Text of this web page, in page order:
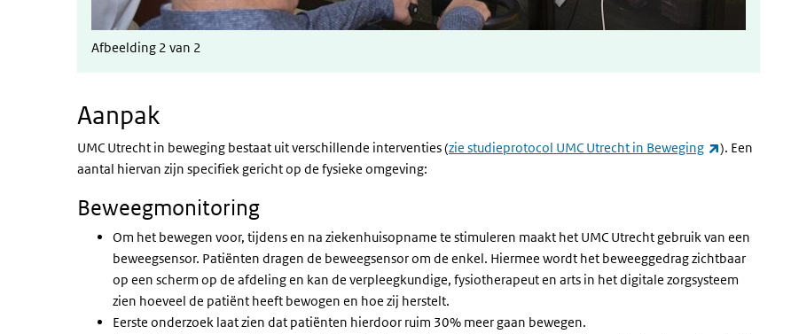
Afbeelding 2 van 2
Aanpak
UMC Utrecht in beweging bestaat uit verschillende interventies (zie studieprotocol UMC Utrecht in Beweging (externe link)
). Een
aantal hiervan zijn specifiek gericht op de fysieke omgeving:
Beweegmonitoring
Om het bewegen voor, tijdens en na ziekenhuisopname te stimuleren maakt het UMC Utrecht gebruik van een
beweegsensor. Patiënten dragen de beweegsensor om de enkel. Hiermee wordt het beweeggedrag zichtbaar
op een scherm op de afdeling en kan de verpleegkundige, fysiotherapeut en arts in het digitale zorgsysteem
zien hoeveel de patiënt heeft bewogen en hoe zij herstelt.
Eerste onderzoek laat zien dat patiënten hierdoor ruim 30% meer gaan bewegen.